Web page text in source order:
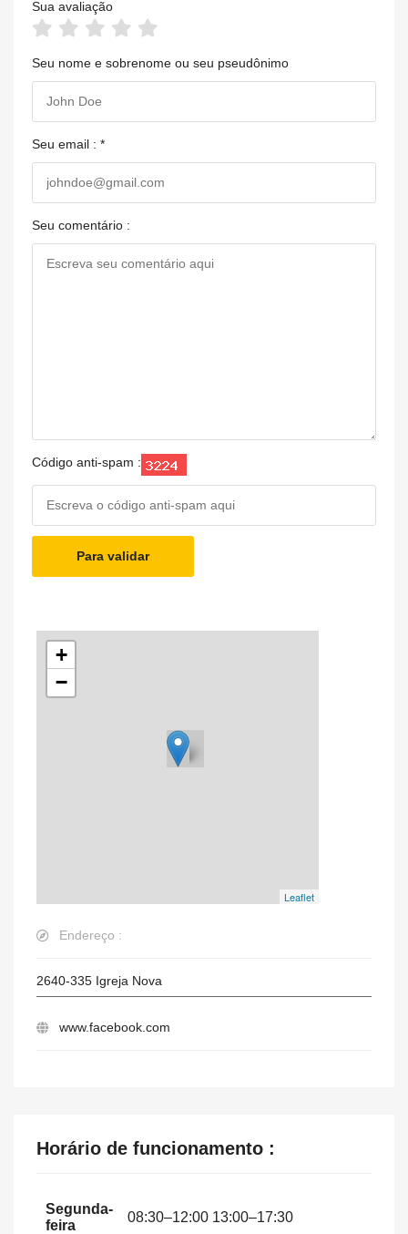
Sua avaliação
Seu nome e sobrenome ou seu pseudônimo
Seu email : *
Seu comentário :
Código anti-spam :
Para validar
+
−
Leaflet
Endereço :
2640-335 Igreja Nova
www.facebook.com
Horário de funcionamento :
Segunda-
feira
08:30–12:00 13:00–17:30